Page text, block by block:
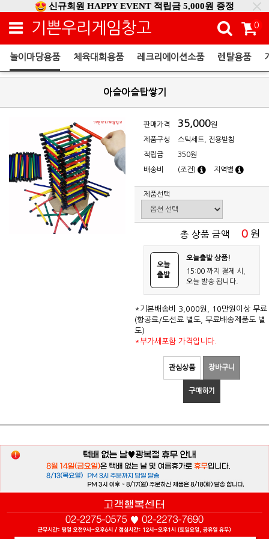
신규회원 HAPPY EVENT 적립금 5,000원 증정
❤ 신제품 ' 컬링&볼링 ' 출시! ❤
기쁜우리게임창고 0
놀이마당용품 체육대회용품 레크리에이션소품 렌탈용품
놀이마당용품
아슬아슬탑쌓기
판매가격 35,000원
제품구성 스틱세트, 전용받침
적립금 350원
배송비 (조건) 지역별
제품선택
총 상품 금액 0 원
오늘
출발
오늘출발 상품!
15:00 까지 결제 시,
오늘 발송 됩니다.
*기본배송비 3,000원, 10만원이상 무료
(항공료/도선료 별도, 무료배송제품도 별
도)
*부가세포함 가격입니다.
관심상품 장바구니
구매하기